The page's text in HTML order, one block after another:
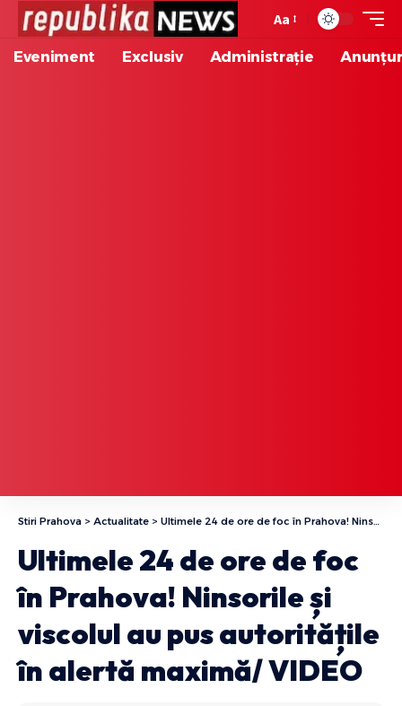
Aa
Eveniment Exclusiv Administrație
Stiri Prahova > Actualitate > Ultimele 24 de ore de foc în Prahova! Ninsorile și viscolul au pus autoritățile în alertă maximă/ VIDEO
Ultimele 24 de ore de foc
în Prahova! Ninsorile și
viscolul au pus autoritățile
în alertă maximă/ VIDEO